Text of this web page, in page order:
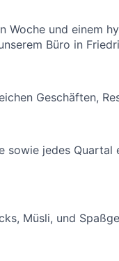
Woche und einem
Büro in
Geschäften,
sowie jedes
Müsli, und